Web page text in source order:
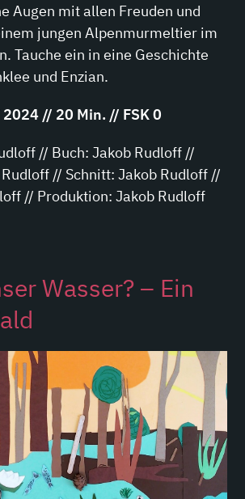
Augen mit allen Freuden und
jungen Alpenmurmeltier im
Tauche ein in eine Geschichte
und Enzian.
// 20 Min. // FSK 0
// Buch: Jakob Rudloff //
// Schnitt: Jakob Rudloff //
// Produktion: Jakob Rudloff
Wasser? – Ein